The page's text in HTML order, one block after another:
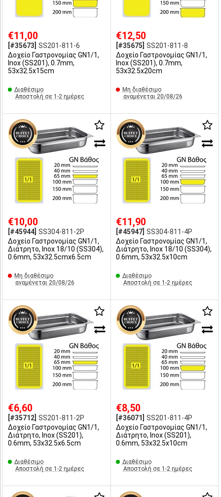
€11,00
[#35673] SS201-811-6
Δοχείο Γαστρονομίας GN1/1,
Inox (SS201), 0.7mm,
53x32.5x15cm
Διαθέσιμο
Αποστολή σε 1-2 ημέρες
€12,50
[#35675] SS201-811-8
Δοχείο Γαστρονομίας GN1/1,
Inox (SS201), 0.7mm,
53x32.5x20cm
Μη διαθέσιμο
αναμένεται 20/08/26
€10,00
[#45944] SS304-811-2P
Δοχείο Γαστρονομίας GN1/1,
Διάτρητο, Inox 18/10 (SS304),
0.6mm, 53x32.5cmx6.5cm
Μη διαθέσιμο
αναμένεται 20/08/26
€11,90
[#45947] SS304-811-4P
Δοχείο Γαστρονομίας GN1/1,
Διάτρητο, Inox 18/10 (SS304),
0.6mm, 53x32.5x10cm
Διαθέσιμο
Αποστολή σε 1-2 ημέρες
€6,60
[#35712] SS201-811-2P
Δοχείο Γαστρονομίας GN1/1,
Διάτρητο, Inox (SS201),
0.6mm, 53x32.5x6.5cm
Διαθέσιμο
Αποστολή σε 1-2 ημέρες
€8,50
[#36071]
SS201-811-4P
Δοχείο Γαστρονομίας GN1/1,
Διάτρητο, Inox (SS201),
0.6mm, 53x32.5x10cm
Διαθέσιμο
Αποστολή σε 1-2 ημέρες